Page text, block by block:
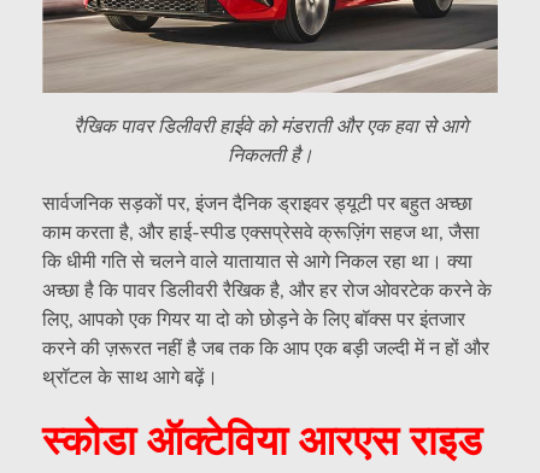
रैखिक पावर डिलीवरी हाईवे को मंडराती और एक हवा से आगे
निकलती है।
सार्वजनिक सड़कों पर, इंजन दैनिक ड्राइवर ड्यूटी पर बहुत अच्छा
काम करता है, और हाई-स्पीड एक्सप्रेसवे क्रूज़िंग सहज था, जैसा
कि धीमी गति से चलने वाले यातायात से आगे निकल रहा था। क्या
अच्छा है कि पावर डिलीवरी रैखिक है, और हर रोज ओवरटेक करने के
लिए, आपको एक गियर या दो को छोड़ने के लिए बॉक्स पर इंतजार
करने की ज़रूरत नहीं है जब तक कि आप एक बड़ी जल्दी में न हों और
थ्रॉटल के साथ आगे बढ़ें।
स्कोडा ऑक्टेविया आरएस राइड